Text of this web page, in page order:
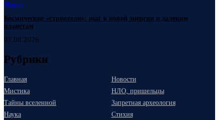
Наука
Космические «строители»: шаг к новой энергии и далеким
планетам
07.08.2026
Рубрики
Главная
Новости
Мистика
НЛО, пришельцы
Тайны вселенной
Запретная археология
Наука
Стихия